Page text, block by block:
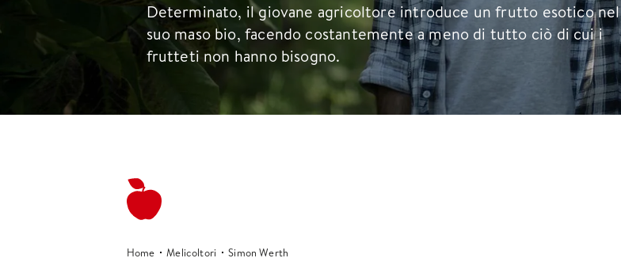
Determinato, il giovane agricoltore introduce un frutto esotico nel
suo maso bio, facendo costantemente a meno di tutto ciò di cui i
frutteti non hanno bisogno.
Home Melicoltori Simon Werth